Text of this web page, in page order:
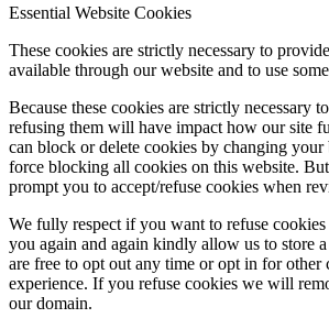
Essential Website Cookies
These cookies are strictly necessary to
available through our website and to use
Because these cookies are strictly necessary
refusing them will have impact how our site
can block or delete cookies by changing your
force blocking all cookies on this website.
prompt you to accept/refuse cookies when
We fully respect if you want to refuse
you again and again kindly allow us to store
are free to opt out any time or opt in for other
experience. If you refuse cookies we will
our domain.